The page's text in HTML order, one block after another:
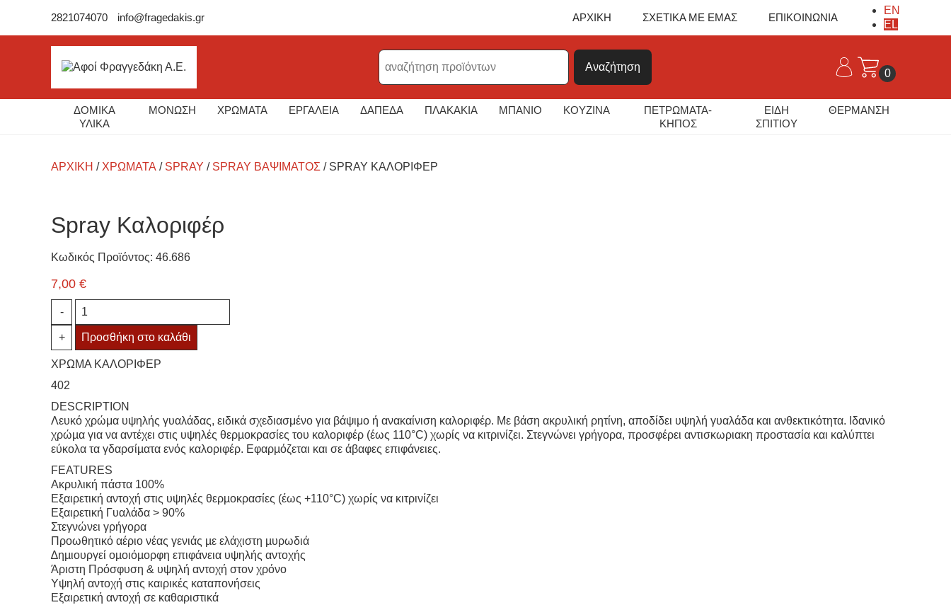
2821074070 info@fragedakis.gr ΑΡΧΙΚΗ ΣΧΕΤΙΚΑ ΜΕ ΕΜΑΣ ΕΠΙΚΟΙΝΩΝΙΑ
EN
EL
0
ΔΟΜΙΚΑ
ΥΛΙΚΑ
ΜΟΝΩΣΗ ΧΡΩΜΑΤΑ ΕΡΓΑΛΕΙΑ ΔΑΠΕΔΑ ΠΛΑΚΑΚΙΑ ΜΠΑΝΙΟ ΚΟΥΖΙΝΑ
ΠΕΤΡΩΜΑΤΑ-
ΚΗΠΟΣ
ΕΙΔΗ
ΣΠΙΤΙΟΥ
ΘΕΡΜΑΝΣΗ
ΑΡΧΙΚΉ / ΧΡΩΜΑΤΑ / SPRAY / SPRAY ΒΑΨΊΜΑΤΟΣ / SPRAY ΚΑΛΟΡΙΦΈΡ
Spray Καλοριφέρ
Κωδικός Προϊόντος: 46.686
7,00 €
-
Spray
Καλοριφέρ
quantity
+ Προσθήκη στο καλάθι
ΧΡΩΜΑ ΚΑΛΟΡΙΦΕΡ
402
DESCRIPTION
Λευκό χρώμα υψηλής γυαλάδας, ειδικά σχεδιασμένο για βάψιμο ή ανακαίνιση καλοριφέρ. Με βάση ακρυλική ρητίνη, αποδίδει υψηλή γυαλάδα και ανθεκτικότητα. Ιδανικό
χρώµα για να αντέχει στις υψηλές θερµοκρασίες του καλοριφέρ (έως 110°C) χωρίς να κιτρινίζει. Στεγνώνει γρήγορα, προσφέρει αντισκωριακη προστασία και καλύπτει
εύκολα τα γδαρσίµατα ενός καλοριφέρ. Εφαρµόζεται και σε άβαφες επιφάνειες.
FEATURES
Ακρυλική πάστα 100%
Εξαιρετική αντοχή στις υψηλές θερµοκρασίες (έως +110°C) χωρίς να κιτρινίζει
Εξαιρετική Γυαλάδα > 90%
Στεγνώνει γρήγορα
Προωθητικό αέριο νέας γενιάς µε ελάχιστη µυρωδιά
∆ηµιουργεί οµοιόµορφη επιφάνεια υψηλής αντοχής
Άριστη Πρόσφυση & υψηλή αντοχή στον χρόνο
Υψηλή αντοχή στις καιρικές καταπονήσεις
Εξαιρετική αντοχή σε καθαριστικά